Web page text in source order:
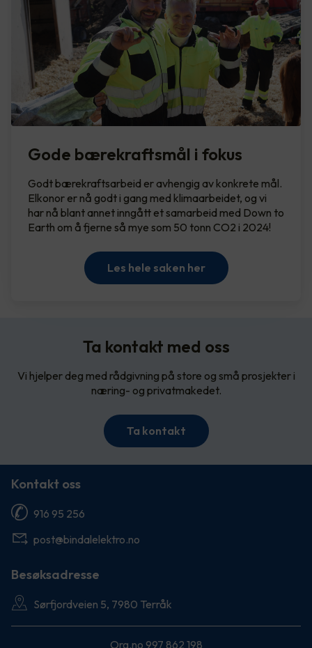
Gode bærekraftsmål i fokus
Godt bærekraftsarbeid er avhengig av konkrete mål.
Elkonor er nå godt i gang med klimaarbeidet, og vi
har nå blant annet inngått et samarbeid med Down to
Earth om å fjerne så mye som 50 tonn CO2 i 2024!
Les hele saken her
Ta kontakt med oss
Vi hjelper deg med rådgivning på store og små prosjekter i
næring- og privatmakedet.
Ta kontakt
Kontakt oss
916 95 256
post@bindalelektro.no
Besøksadresse
Sørfjordveien 5, 7980 Terråk
Org.no 997 862 198